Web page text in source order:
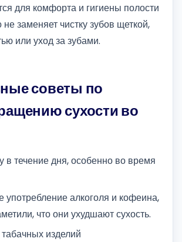
для комфорта и гигиены полости
не заменяет чистку зубов щеткой,
или уход за зубами.
советы по
сухости во
в течение дня, особенно во время
употребление алкоголя и кофеина,
что они ухудшают сухость.
изделий